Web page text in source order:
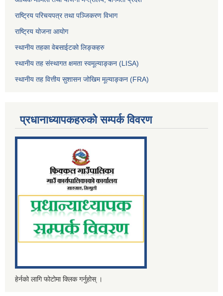
राष्ट्रिय परिचयपत्र तथा पञ्जिकरण विभाग
राष्ट्रिय योजना आयोग
स्थानीय तहका वेबसाईटको लिङ्कहरु
स्थानीय तह संस्थागत क्षमता स्वमूल्याङ्कन (LISA)
स्थानीय तह वित्तीय सुशासन जोखिम मूल्याङ्कन (FRA)
प्रधानाध्यापकहरुको सम्पर्क विवरण
हेर्नको लागि फोटोमा क्लिक गर्नुहोस् ।